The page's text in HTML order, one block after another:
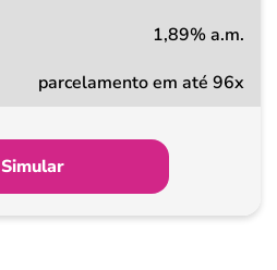
1,89% a.m.
parcelamento em até 96x
Simular